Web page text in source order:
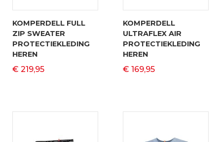
KOMPERDELL FULL
ZIP SWEATER
PROTECTIEKLEDING
HEREN
€ 219,95
KOMPERDELL
ULTRAFLEX AIR
PROTECTIEKLEDING
HEREN
€ 169,95